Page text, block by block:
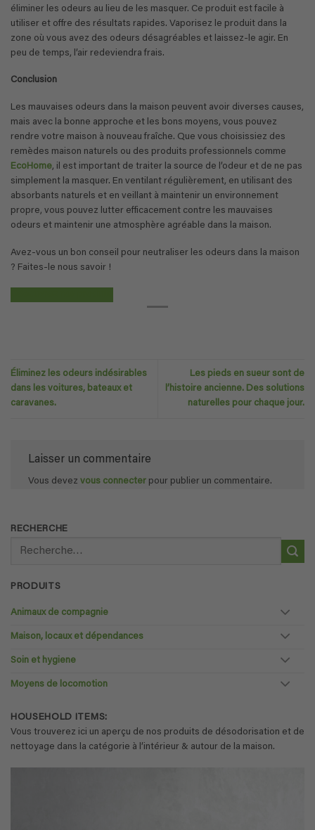
éliminer les odeurs au lieu de les masquer. Ce produit est facile à
utiliser et offre des résultats rapides. Vaporisez le produit dans la
zone où vous avez des odeurs désagréables et laissez-le agir. En
peu de temps, l’air redeviendra frais.
Conclusion
Les mauvaises odeurs dans la maison peuvent avoir diverses causes,
mais avec la bonne approche et les bons moyens, vous pouvez
rendre votre maison à nouveau fraîche. Que vous choisissiez des
remèdes maison naturels ou des produits professionnels comme
EcoHome, il est important de traiter la source de l’odeur et de ne pas
simplement la masquer. En ventilant régulièrement, en utilisant des
absorbants naturels et en veillant à maintenir un environnement
propre, vous pouvez lutter efficacement contre les mauvaises
odeurs et maintenir une atmosphère agréable dans la maison.
Avez-vous un bon conseil pour neutraliser les odeurs dans la maison
? Faites-le nous savoir !
Éliminez les odeurs indésirables
dans les voitures, bateaux et
caravanes.
Les pieds en sueur sont de
l’histoire ancienne. Des solutions
naturelles pour chaque jour.
Laisser un commentaire
Vous devez vous connecter pour publier un commentaire.
RECHERCHE
pour :
PRODUITS
Animaux de compagnie
Maison, locaux et dépendances
Soin et hygiene
Moyens de locomotion
HOUSEHOLD ITEMS:
Vous trouverez ici un aperçu de nos produits de désodorisation et de
nettoyage dans la catégorie à l’intérieur & autour de la maison.